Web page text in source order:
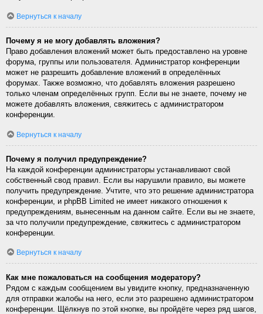
Вернуться к началу
Почему я не могу добавлять вложения?
Право добавления вложений может быть предоставлено на уровне
форума, группы или пользователя. Администратор конференции
может не разрешить добавление вложений в определённых
форумах. Также возможно, что добавлять вложения разрешено
только членам определённых групп. Если вы не знаете, почему не
можете добавлять вложения, свяжитесь с администратором
конференции.
Вернуться к началу
Почему я получил предупреждение?
На каждой конференции администраторы устанавливают свой
собственный свод правил. Если вы нарушили правило, вы можете
получить предупреждение. Учтите, что это решение администратора
конференции, и phpBB Limited не имеет никакого отношения к
предупреждениям, вынесенным на данном сайте. Если вы не знаете,
за что получили предупреждение, свяжитесь с администратором
конференции.
Вернуться к началу
Как мне пожаловаться на сообщения модератору?
Рядом с каждым сообщением вы увидите кнопку, предназначенную
для отправки жалобы на него, если это разрешено администратором
конференции. Щёлкнув по этой кнопке, вы пройдёте через ряд шагов,